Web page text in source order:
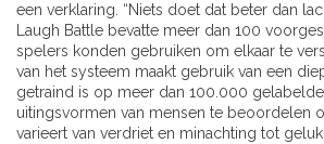
een verklaring. “Niets doet dat beter dan
Laugh Battle bevatte meer dan 100
spelers konden gebruiken om elkaar te
van het systeem maakt gebruik van een
getraind is op meer dan 100.000
uitingsvormen van mensen te beoordelen
varieert van verdriet en minachting tot